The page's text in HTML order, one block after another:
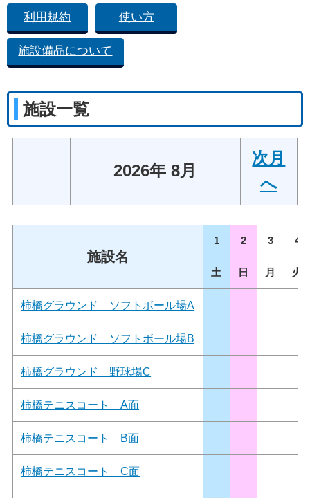
利用規約 使い方
施設備品について
施設一覧
2026年 8月
次月
へ
施設名
1 2 3 4
土 日 月 火
柿橋グラウンド ソフトボール場A
柿橋グラウンド ソフトボール場B
柿橋グラウンド 野球場C
柿橋テニスコート A面
柿橋テニスコート B面
柿橋テニスコート C面